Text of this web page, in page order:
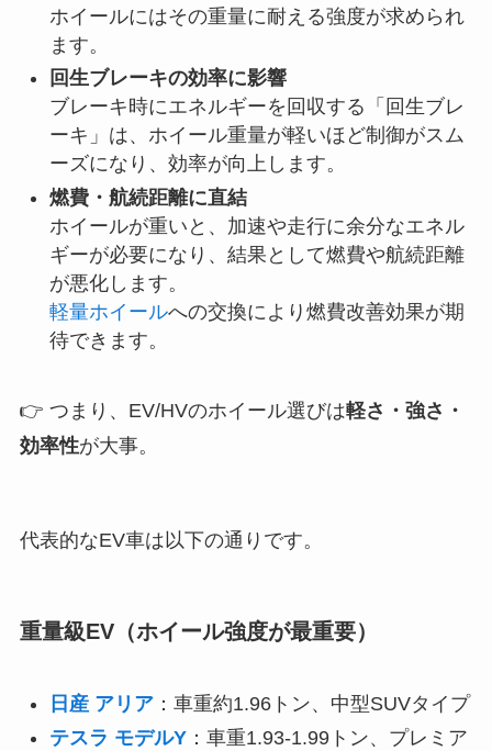
ホイールにはその重量に耐える強度が求められ
ます。
回生ブレーキの効率に影響
ブレーキ時にエネルギーを回収する「回生ブレ
ーキ」は、ホイール重量が軽いほど制御がスム
ーズになり、効率が向上します。
燃費・航続距離に直結
ホイールが重いと、加速や走行に余分なエネル
ギーが必要になり、結果として燃費や航続距離
が悪化します。
軽量ホイールへの交換により燃費改善効果が期
待できます。
👉 つまり、EV/HVのホイール選びは軽さ・強さ・
効率性が大事。
代表的なEV車は以下の通りです。
重量級EV（ホイール強度が最重要）
日産 アリア：車重約1.96トン、中型SUVタイプ
テスラ モデルY：車重1.93-1.99トン、プレミア